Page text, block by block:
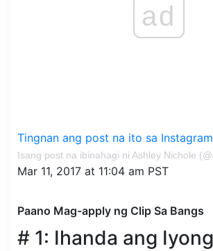
ad
Tingnan ang post na ito sa Instagram
Isang post na ibinahagi ni Ashley Nichole
Mar 11, 2017 at 11:04 am PST
Paano Mag-apply ng Clip Sa Bangs
# 1: Ihanda ang